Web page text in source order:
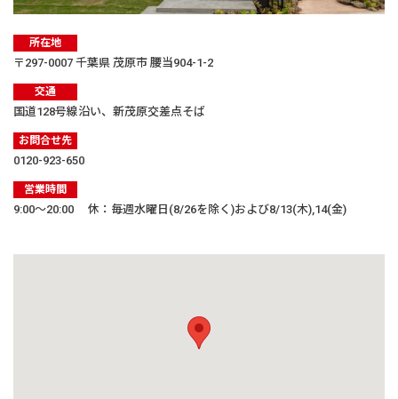
所在地
〒297-0007 千葉県 茂原市 腰当904-1-2
交通
国道128号線沿い、新茂原交差点そば
お問合せ先
0120-923-650
営業時間
9:00〜20:00 休：毎週水曜日(8/26を除く)および8/13(木),14(金)